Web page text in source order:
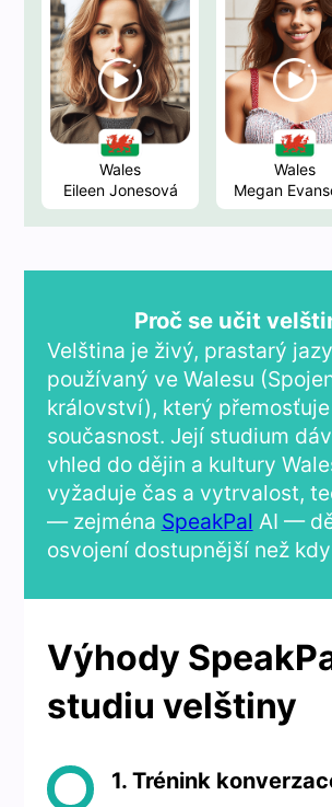
Wales
Eileen Jonesová
Wales
Megan
Proč se učit
Velština je živý, prastarý
používaný ve Walesu
království), který
současnost. Její studium
vhled do dějin a kultury
vyžaduje čas a vytrvalost,
— zejména SpeakPal AI —
osvojení dostupnější než
Výhody
studiu velštiny
1. Trénink